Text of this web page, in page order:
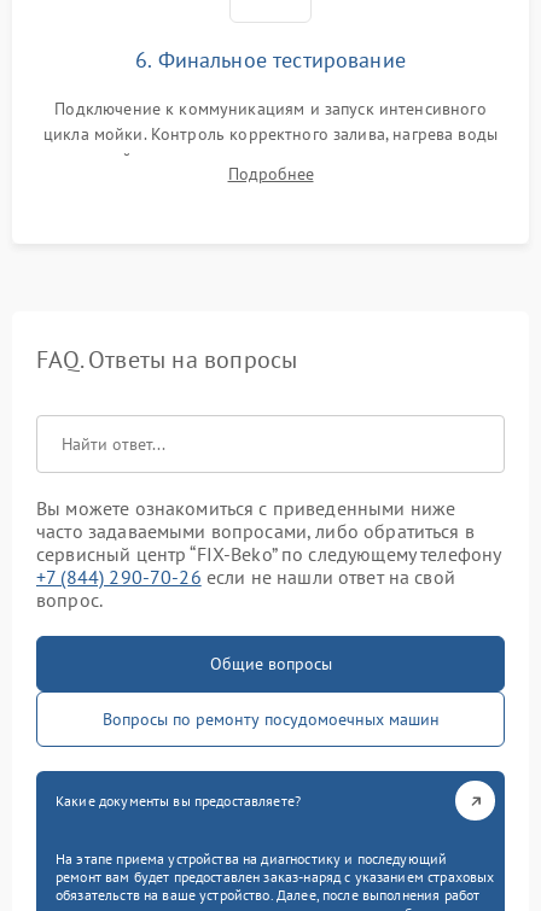
6. Финальное тестирование
Подключение к коммуникациям и запуск интенсивного
цикла мойки. Контроль корректного залива, нагрева воды
до нужной температуры, отсутствия посторонних шумов,
штатного слива и абсолютной сухости в поддоне.
Подробнее
FAQ. Ответы на вопросы
Вы можете ознакомиться с приведенными ниже
часто задаваемыми вопросами, либо обратиться в
сервисный центр “FIX-Beko” по следующему телефону
+7 (844) 290-70-26 если не нашли ответ на свой
вопрос.
Общие вопросы
Вопросы по ремонту посудомоечных машин
Какие документы вы предоставляете?
На этапе приема устройства на диагностику и последующий
ремонт вам будет предоставлен заказ-наряд с указанием страховых
обязательств на ваше устройство. Далее, после выполнения работ